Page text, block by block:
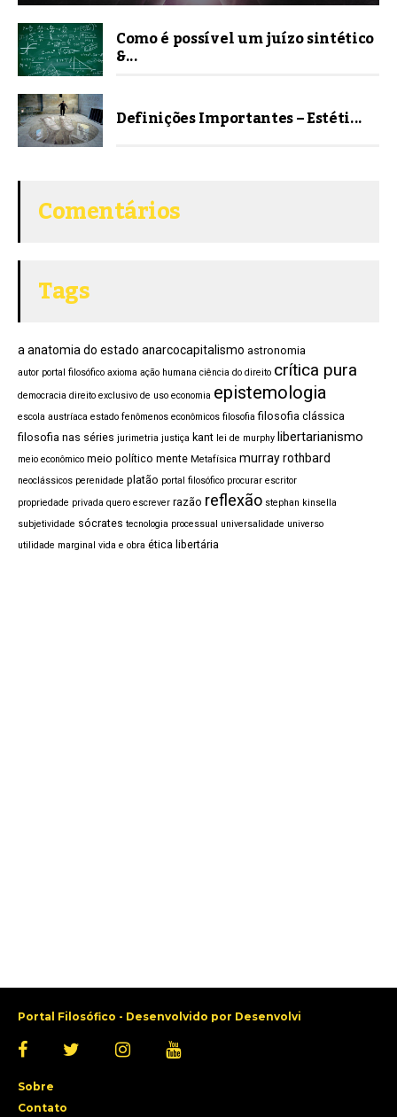
Como é possível um juízo sintético
&...
Definições Importantes – Estéti...
Comentários
Tags
a anatomia do estado anarcocapitalismo astronomia
autor portal filosófico axioma ação humana ciência do direito crítica pura
democracia direito exclusivo de uso economia epistemologia
escola austríaca estado fenômenos econômicos filosofia filosofia clássica
filosofia nas séries jurimetria justiça kant lei de murphy libertarianismo
meio econômico meio político mente Metafísica murray rothbard
neoclássicos perenidade platão portal filosófico procurar escritor
propriedade privada quero escrever razão reflexão stephan kinsella
subjetividade sócrates tecnologia processual universalidade universo
utilidade marginal vida e obra ética libertária
Portal Filosófico - Desenvolvido por Desenvolvi
Sobre
Contato